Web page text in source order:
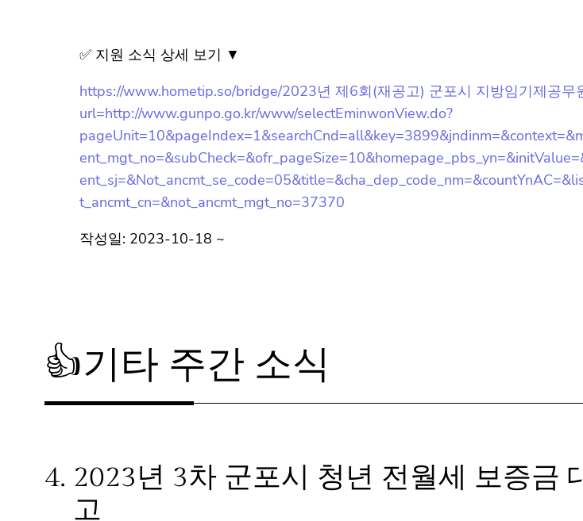
✅ 지원 소식 상세 보기 ▼
https://www.hometip.so/bridge/2023년 제6회(재공고) 군포시 지방임기제공무
url=http://www.gunpo.go.kr/www/selectEminwonView.do?
&not_ancmt_cn=&not_ancmt_mgt_no=37370
작성일: 2023-10-18 ~
👍기타 주간 소식
4. 2023년 3차 군포시 청년 전월세 보증금